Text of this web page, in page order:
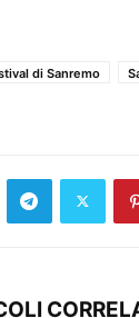
di Sanremo